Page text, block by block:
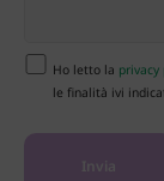
Ho letto la privacy
le finalità ivi